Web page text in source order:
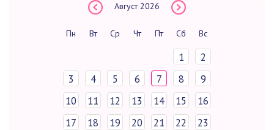
Август 2026
Пн Вт Ср Чт Пт Сб Вс
1
2
3
4 5 6 7 8
9
10
11 12 13 14 15
16
17
18 19 20 21 22
23